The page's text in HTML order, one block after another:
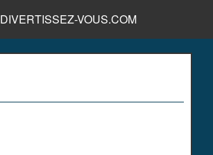
DIVERTISSEZ-VOUS.COM